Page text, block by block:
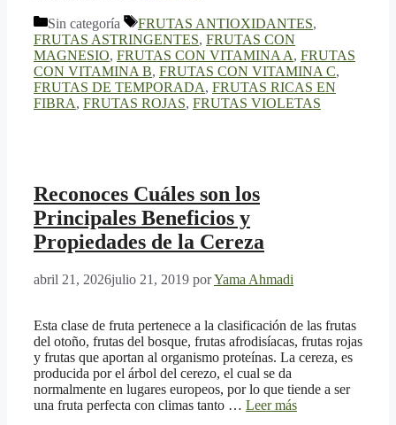
Categorías
Sin categoría Etiquetas
FRUTAS ANTIOXIDANTES,
FRUTAS ASTRINGENTES, FRUTAS CON
MAGNESIO, FRUTAS CON VITAMINA A, FRUTAS
CON VITAMINA B, FRUTAS CON VITAMINA C,
FRUTAS DE TEMPORADA, FRUTAS RICAS EN
FIBRA, FRUTAS ROJAS, FRUTAS VIOLETAS
Reconoces Cuáles son los
Principales Beneficios y
Propiedades de la Cereza
abril 21, 2026julio 21, 2019 porYama Ahmadi
Esta clase de fruta pertenece a la clasificación de las frutas
del otoño, frutas del bosque, frutas afrodisíacas, frutas rojas
y frutas que aportan al organismo proteínas. La cereza, es
producida por el árbol del cerezo, el cual se da
normalmente en lugares europeos, por lo que tiende a ser
una fruta perfecta con climas tanto … Leer más